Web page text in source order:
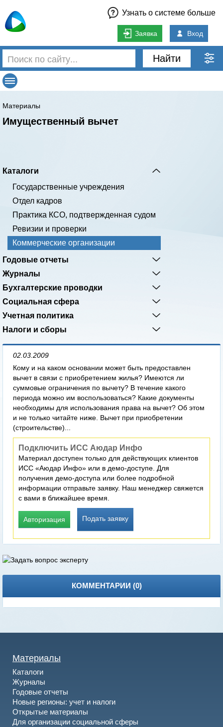
Узнать о системе больше
Заявка Вход
Найти
Материалы
Имущественный вычет
Каталоги
Государственные учреждения
Отдел кадров
Практика КСО, подтвержденная судом
Ревизии и проверки
Коммерческие организации
Годовые отчеты
Журналы
Бухгалтерские проводки
Социальная сфера
Учетная политика
Налоги и сборы
02.03.2009
Кому и на каком основании может быть предоставлен
вычет в связи с приобретением жилья? Имеются ли
суммовые ограничения по вычету? В течение какого
периода можно им воспользоваться? Какие документы
необходимы для использования права на вычет? Об этом
и не только читайте ниже. Вычет при приобретении
(строительстве)...
Подключить ИСС Аюдар Инфо
Материал доступен только для действующих клиентов
ИСС «Аюдар Инфо» или в демо-доступе. Для
получения демо-доступа или более подробной
информации отправьте заявку. Наш менеджер свяжется
с вами в ближайшее время.
Авторизация Подать заявку
КОММЕНТАРИИ (0)
Материалы
Каталоги
Журналы
Годовые отчеты
Новые регионы: учет и налоги
Открытые материалы
Для организации социальной сферы